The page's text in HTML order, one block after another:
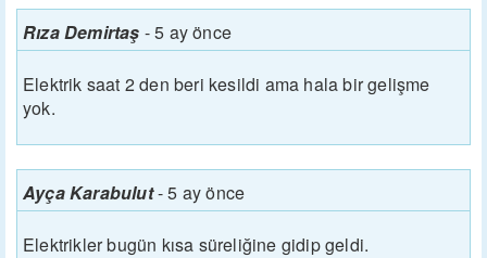
Rıza Demirtaş -5 ay önce
Elektrik saat 2 den beri kesildi ama hala bir gelişme
yok.
Ayça Karabulut-5 ay önce
Elektrikler bugün kısa süreliğine gidip geldi.